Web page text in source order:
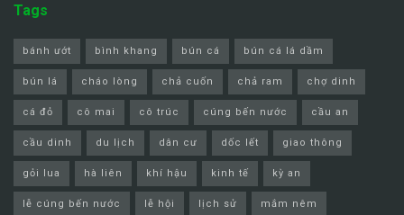
Tags
bánh ướt bình khang bún cá bún cá lá dầm
bún lá cháo lòng chả cuốn chả ram chợ dinh
cá đỏ cô mai cô trúc cúng bến nước cầu an
cầu dinh du lịch dân cư dốc lết giao thông
gỏi lua hà liên khí hậu kinh tế kỳ an
lễ cúng bến nước lễ hội lịch sử mắm nêm